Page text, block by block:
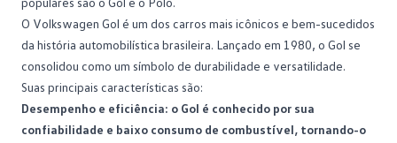
O Volkswagen Gol é um dos carros mais icônicos e bem-sucedidos
da história automobilística brasileira. Lançado em 1980, o Gol se
consolidou como um símbolo de durabilidade e versatilidade.
Suas principais características são:
Desempenho e eficiência: o Gol é conhecido por sua
confiabilidade e baixo consumo de combustível, tornando-o